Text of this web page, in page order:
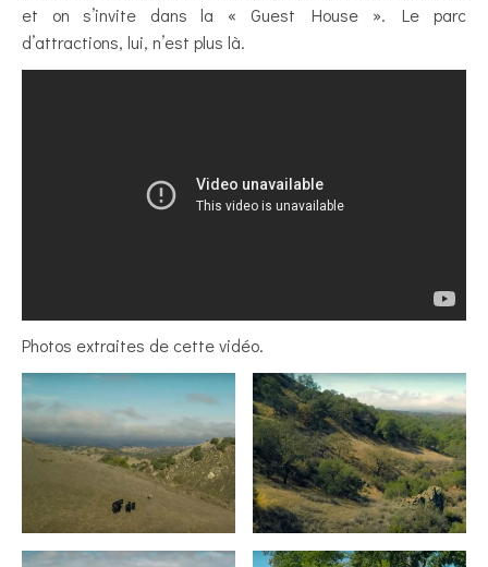
et on s’invite dans la « Guest House ». Le parc
d’attractions, lui, n’est plus là.
Photos extraites de cette vidéo.